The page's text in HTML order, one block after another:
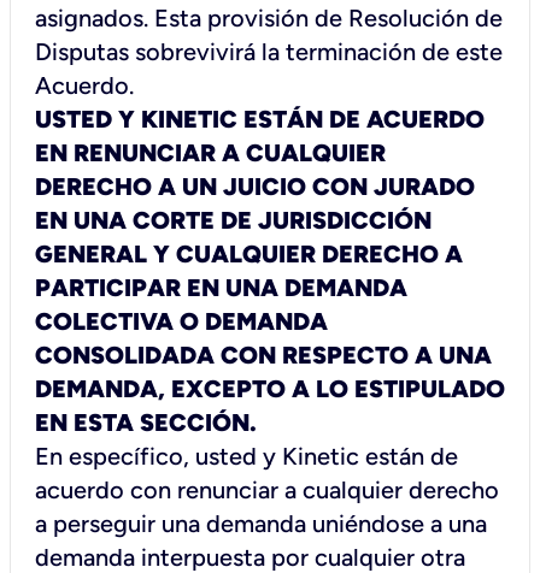
asignados. Esta provisión de Resolución de
Disputas sobrevivirá la terminación de este
Acuerdo.
USTED Y KINETIC ESTÁN DE ACUERDO
EN RENUNCIAR A CUALQUIER
DERECHO A UN JUICIO CON JURADO
EN UNA CORTE DE JURISDICCIÓN
GENERAL Y CUALQUIER DERECHO A
PARTICIPAR EN UNA DEMANDA
COLECTIVA O DEMANDA
CONSOLIDADA CON RESPECTO A UNA
DEMANDA, EXCEPTO A LO ESTIPULADO
EN ESTA SECCIÓN.
En específico, usted y Kinetic están de
acuerdo con renunciar a cualquier derecho
a perseguir una demanda uniéndose a una
demanda interpuesta por cualquier otra